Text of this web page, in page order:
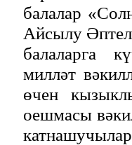
балалар
Айсылу
балаларга
милләт
өчен
оешмасы